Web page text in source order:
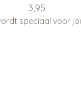
3,95
speciaal voor